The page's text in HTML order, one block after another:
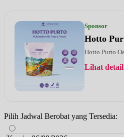
Sponsor
Hotto
Hotto Purto
Lihat
Pilih Jadwal Berobat yang Tersedia: